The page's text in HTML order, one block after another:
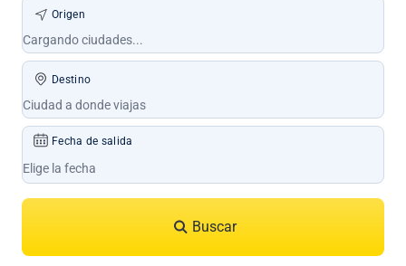
Origen
Destino
Fecha de salida
Buscar